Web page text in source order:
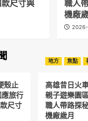
尺寸與
職人
機廠
殼止
旅行
尺寸
地方 焦點
高雄昔日火
親子遊樂園
職人帶路探
機廠歲月